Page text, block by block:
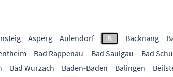
Asperg Aulendorf B Backnang
Bad Rappenau Bad Saulgau Bad
Bad Wurzach Baden-Baden Balingen